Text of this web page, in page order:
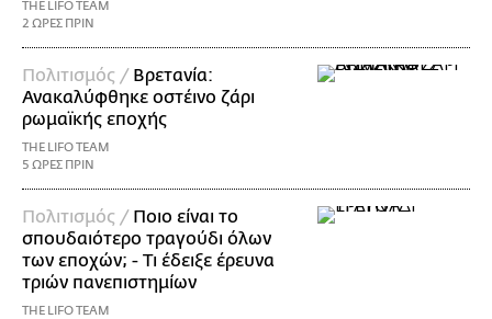
THE LIFO TEAM
2 ΩΡΕΣ ΠΡΙΝ
Πολιτισμός / Βρετανία:
Ανακαλύφθηκε οστέινο ζάρι
ρωμαϊκής εποχής
THE LIFO TEAM
5 ΩΡΕΣ ΠΡΙΝ
Πολιτισμός / Ποιο είναι το
σπουδαιότερο τραγούδι όλων
των εποχών; - Τι έδειξε έρευνα
τριών πανεπιστημίων
THE LIFO TEAM